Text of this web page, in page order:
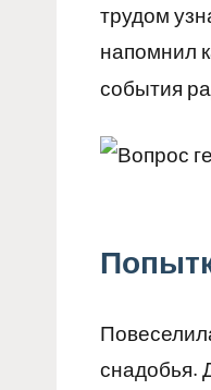
трудом
напомнил
события
снадобья.